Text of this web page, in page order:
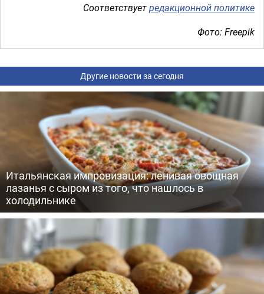
Соответствуетредакционной политике
Фото: Freepik
Другие новости за сегодня
Итальянская импровизация: ленивая овощная
лазанья с сыром из того, что нашлось в
холодильнике